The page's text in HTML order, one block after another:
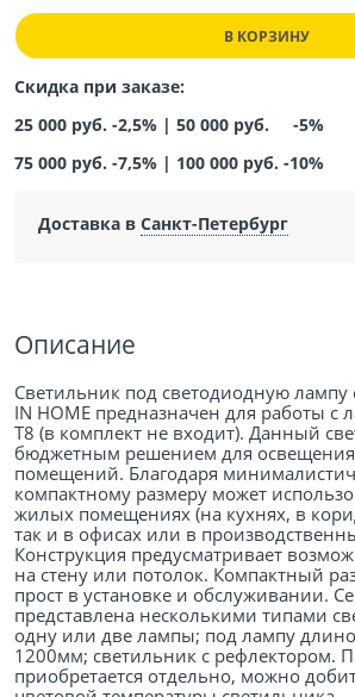
В КОРЗИНУ
Скидка при заказе:
25 000 руб. -2,5% | 50 000 руб. -5%
75 000 руб. -7,5% | 100 000 руб. -10%
Доставка в Санкт-Петербург
Описание
Светильник под светодиодную лампу
IN HOME предназначен для работы с
T8 (в комплект не входит). Данный
бюджетным решением для
помещений. Благодаря
компактному размеру может
жилых помещениях (на кухнях, в
так и в офисах или в
Конструкция предусматривает
на стену или потолок. Компактный
прост в установке и обслуживании.
представлена несколькими типами
одну или две лампы; под лампу
1200мм; светильник с рефлектором.
приобретается отдельно, можно